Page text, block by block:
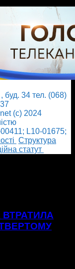
34 тел. (068)
(с) 2024
L10-01675;
Cтруктура
статут